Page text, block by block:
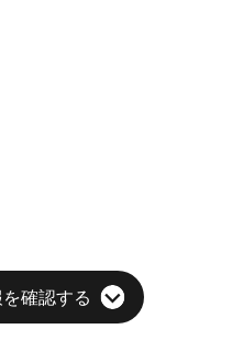
確認する